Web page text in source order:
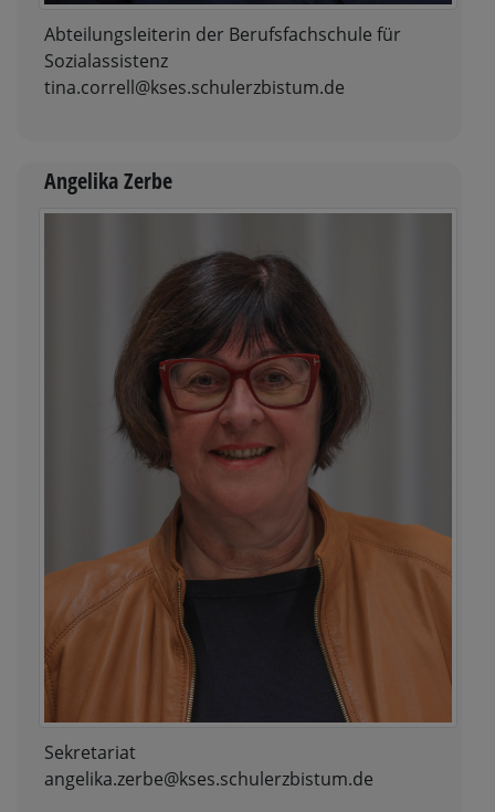
Abteilungsleiterin der Berufsfachschule für
Sozialassistenz
tina.correll@kses.schulerzbistum.de
Angelika Zerbe
Sekretariat
angelika.zerbe@kses.schulerzbistum.de